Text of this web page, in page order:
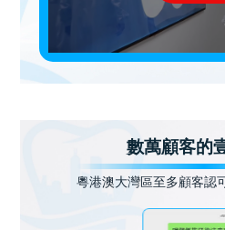
數萬顧客的
粵港澳大灣區至多顧客認